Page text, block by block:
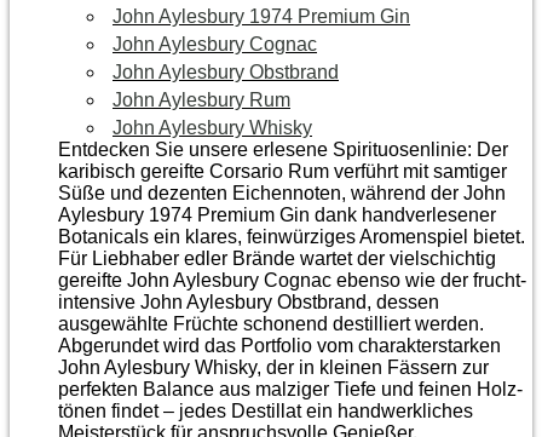
John Aylesbury 1974 Premium Gin
John Aylesbury Cognac
John Aylesbury Obstbrand
John Aylesbury Rum
John Aylesbury Whisky
Entdecken Sie unsere erlesene Spirituosenlinie: Der
karibisch gereifte Corsario Rum verführt mit samtiger
Süße und dezenten Eichen­noten, während der John
Aylesbury 1974 Premium Gin dank handverlesener
Botanicals ein klares, feinwürziges Aromenspiel bietet.
Für Liebhaber edler Brände wartet der vielschichtig
gereifte John Aylesbury Cognac ebenso wie der frucht­
intensive John Aylesbury Obstbrand, dessen
ausgewählte Früchte schonend destilliert werden.
Abgerundet wird das Portfolio vom charakterstarken
John Aylesbury Whisky, der in kleinen Fässern zur
perfekten Balance aus malziger Tiefe und feinen Holz­
tönen findet – jedes Destillat ein handwerkliches
Meister­stück für anspruchsvolle Genießer.